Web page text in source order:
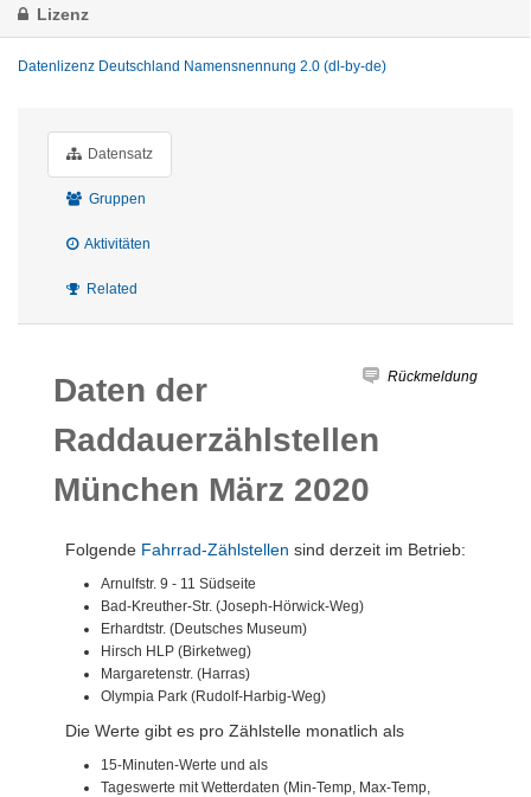
Lizenz
Datenlizenz Deutschland Namensnennung 2.0 (dl-by-de)
Datensatz
Gruppen
Aktivitäten
Related
Rückmeldung
Daten der
Raddauerzählstellen
München März 2020
Folgende Fahrrad-Zählstellen sind derzeit im Betrieb:
Arnulfstr. 9 - 11 Südseite
Bad-Kreuther-Str. (Joseph-Hörwick-Weg)
Erhardtstr. (Deutsches Museum)
Hirsch HLP (Birketweg)
Margaretenstr. (Harras)
Olympia Park (Rudolf-Harbig-Weg)
Die Werte gibt es pro Zählstelle monatlich als
15-Minuten-Werte und als
Tageswerte mit Wetterdaten (Min-Temp, Max-Temp,